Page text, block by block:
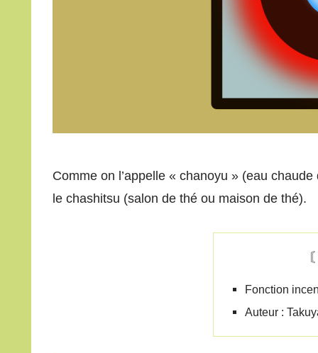
Comme on l’appelle « chanoyu » (eau
le chashitsu (salon de thé ou maison de thé).
Fonction
Auteur :